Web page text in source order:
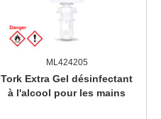
ML424205
Tork Extra Gel désinfectant
à l'alcool pour les mains